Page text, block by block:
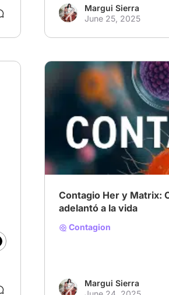
Margui Sierra
June 25, 2025
Contagio Her y Matrix: Cuando el cine se
adelantó a la vida
Contagion
Margui Sierra